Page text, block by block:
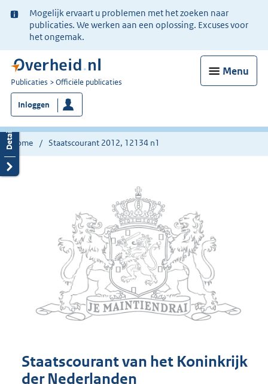
Ter
informatie:
Mogelijk ervaart u problemen met het zoeken naar
publicaties. We werken aan een oplossing. Excuses voor
het ongemak.
Menu
U
bent
nu
hier:
Publicaties Officiële publicaties
Inloggen
Home Staatscourant 2012, 12134 n1
Staatscourant van het Koninkrijk
der Nederlanden